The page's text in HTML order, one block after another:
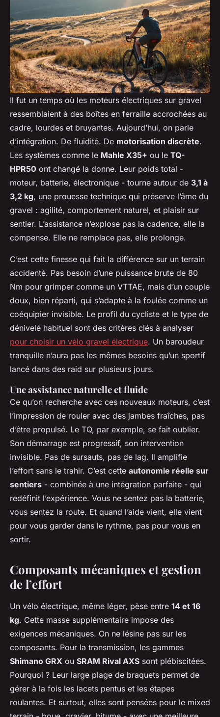
Il fut un temps où les moteurs électriques sur gravel
ressemblaient à des boîtes en ferraille accrochées au
cadre, lourdes et bruyantes. Aujourd’hui, on parle
d’intégration. De fluidité. De motorisation discrète.
Les systèmes comme le Mahle X35+ ou le TQ-
HPR50 ont changé la donne. Leur poids total -
moteur, batterie, électronique - tourne autour de 3,1 à
3,2 kg, une prouesse technique qui préserve l’âme du
gravel : agilité, comportement naturel, et plaisir sur
sentier. L’assistance n’explose pas la cadence, elle la
compense. Elle ne remplace pas, elle prolonge.
C’est cette finesse qui fait la différence sur un terrain
accidenté. Pas besoin d’une puissance brute de 80
Nm pour grimper comme un VTTAE, mais d’un couple
doux, bien réparti, qui s’adapte à la foulée comme un
coéquipier invisible. Le profil du cycliste et le type de
dénivelé habituel sont des critères clés à analyser
pour choisir un vélo gravel électrique. Un baroudeur
tranquille n’aura pas les mêmes besoins qu’un sportif
lancé dans des raid sur plusieurs jours.
Une assistance naturelle et fluide
Ce qu’on recherche avec ces nouveaux moteurs, c’est
l’impression de rouler avec des jambes fraîches, pas
d’être propulsé. Le TQ, par exemple, se fait oublier.
Son démarrage est progressif, son intervention
invisible. Pas de sursauts, pas de lag. Il amplifie
l’effort sans le trahir. C’est cette autonomie réelle sur
sentiers - combinée à une intégration parfaite - qui
redéfinit l’expérience. Vous ne sentez pas la batterie,
vous sentez la route. Et quand l’aide vient, elle vient
pour vous garder dans le rythme, pas pour vous en
sortir.
Composants mécaniques et gestion
de l’effort
Un vélo électrique, même léger, pèse entre 14 et 16
kg. Cette masse supplémentaire impose des
exigences mécaniques. On ne lésine pas sur les
composants. Pour la transmission, les gammes
Shimano GRX ou SRAM Rival AXS sont plébiscitées.
Pourquoi ? Leur large plage de braquets permet de
gérer à la fois les lacets pentus et les étapes
roulantes. Et surtout, elles sont pensées pour le mixed